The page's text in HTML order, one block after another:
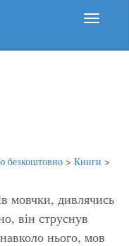
безкоштовно > Книги >
мовчки, дивлячись
він струснув
нього, мов